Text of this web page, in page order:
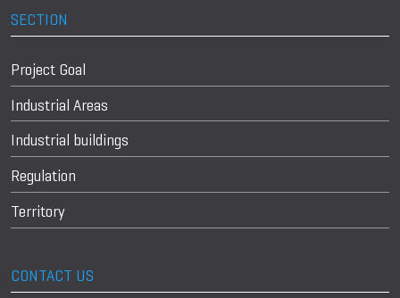
SECTION
Project Goal
Industrial Areas
Industrial buildings
Regulation
Territory
CONTACT US